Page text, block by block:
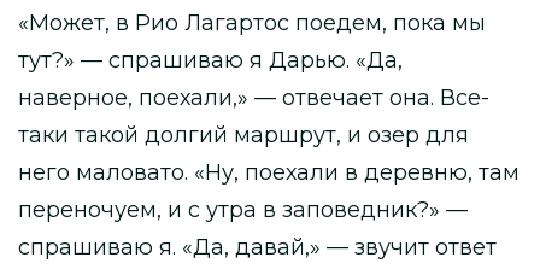
«Может, в Рио Лагартос поедем, пока мы
тут?» — спрашиваю я Дарью. «Да,
наверное, поехали,» — отвечает она. Все-
таки такой долгий маршрут, и озер для
него маловато. «Ну, поехали в деревню, там
переночуем, и с утра в заповедник?» —
спрашиваю я. «Да, давай,» — звучит ответ